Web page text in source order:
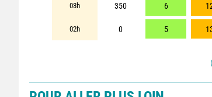
03h 350 6
02h 0 5